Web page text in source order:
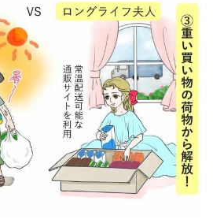
買って持ち帰るイメージでした
ったら「常温でオンラインショッピ
い物が少しラクになります。